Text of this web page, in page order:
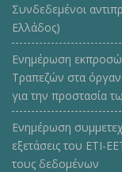
Συνδεδεμένοι
Ελλάδος)
Ενημέρωση
Τραπεζών στα
για την προστασία
Ενημέρωση
εξετάσεις του ΕΤΙ-
τους δεδομένων